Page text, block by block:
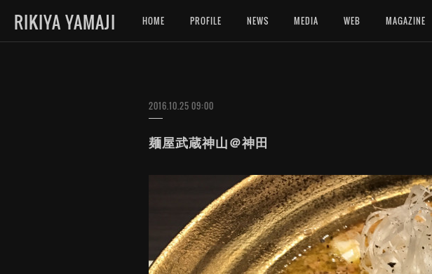
RIKIYA YAMAJI HOME PROFILE NEWS MEDIA WEB MAGAZINE
2016.10.25 09:00
麺屋武蔵神山＠神田